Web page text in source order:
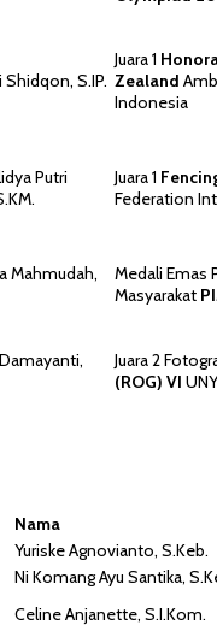
S.IP.
Juara 1
Zealand
Indonesia
Putri
Juara 1
Federation
Mahmudah,
Medali Emas
Masyarakat
Juara 2
(ROG) VI UNY
Nama
Yuriske Agnovianto, S.Keb.
Ni Komang Ayu Santika,
Celine Anjanette, S.I.Kom.